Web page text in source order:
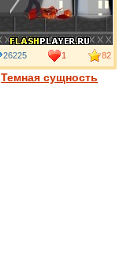
Темная сущность
26225 1 82